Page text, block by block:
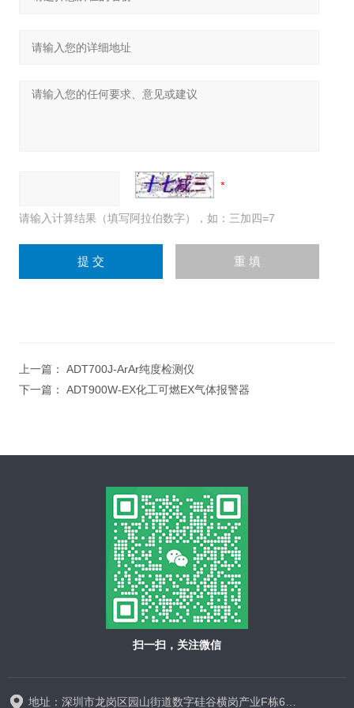
请输入计算结果（填写阿拉伯数字），如：三加四=7
上一篇： ADT700J-ArAr纯度检测仪
下一篇： ADT900W-EX化工可燃EX气体报警器
扫一扫，关注微信